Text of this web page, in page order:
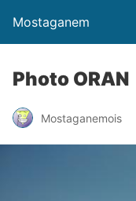
Mostaganem
Photo ORAN
Mostaganemois